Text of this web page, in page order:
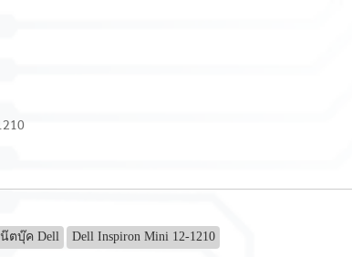
ตบุ๊ค Dell Dell Inspiron Mini 12-1210